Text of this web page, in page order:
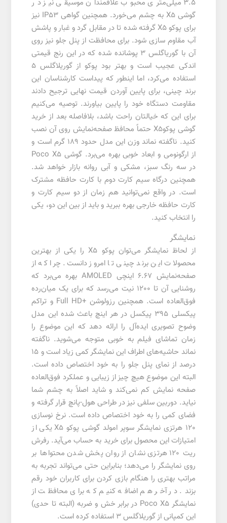
3.5 میلی‌متری محبوب علاقمندان موسیقی نیز در
گوشی X5 به چشم می‌خورد. همچنین گواهی IP53 نیز
برای پوکو X5 گرفته شده تا در مقابل گرد و غبار و پاشش
آب مقاوم سازی شود. برای محافظت از پنل جلو نیز روی
آن با گوریاگلس 3 پوشانده شده که در این رنج قیمتی
اندکی عجیب است و بهتر بود پوکو از گوریلاگلس 5
استفاده می‌کرد، اما اینطور که پیداست کارشناسان این
برند چینی، برای پایین آوردن قیمت نهایی ترجیح دادند
مقاومت دستگاه خود را پایین بیاورند. توصیه می‌کنیم
برای این که خیالتان راحت باشد، بلافاصله بعد از خرید
گوشی پوکوX5 حتماً محافظ صفحه‌نمایش روی آن نصب
کنید. ناگفته نماند وزن این مدل حدود 189 گرم است و
از ارگونومی و ابعاد خوبی بهره می‌برد. گوشی Poco X5
در سه رنگ سبز، مشکی و آبی روانه بازار خواهد شد.
همچنین درگاه سیم کارت دوم با کارت حافظه مشترک
است. در واقع نمی‌توانید هم زمان از دو سیم کارت و
کارت حافظه خارجی بهره ببرید و باید از بین این دو، یکی
را انتخاب کنید.
نمایشگر
از لحاظ نمایشگر می‌توان پوکو X5 را یکی از بهترین
محصولات این برند چینی تا امروز دانست. چرا که از
صفحه‌نمایش 6.67 اینچی AMOLED بهره می‌برد که
روشنایی آن تا 1200 نیت می‌رسد که برای یک میان‌رده
فوق‌العاده است. همچنین رزولوشن +Full HD و تراکم
پیکسلی 395 پیکسل در هر اینچ باعث شده این مدل
وضوح تصویری ایده‌آل را ارائه دهد که این موضوع را
زمان تماشای فیلم به خوبی متوجه می‌شوید. ناگفته
نماند حاشیه‌های اطراف این نمایشگر کمی زیاد است و 15
درصد از نمای پنل جلو را به خود اختصاص داده است.
البته این موضوع هیچ چیز از زیبایی و عملکرد فوق‌العاده
صفحه نمایش کم نمی‌کند و شاید اصلاً به چشم شما
نیاید. دوربین سلفی نیز در طراحی هول-پانچ قرار گرفته و
فضای کمی را به خود اختصاص داده است. نرخ نوسازی
120 هرتزی نمایشگر سوپر امولد گوشی پوکو X5 یکی از
امتیازات این محصول برای خرید به حساب می‌آید. رفرش
ریت 120 هرتزی نشان از روان پخش شدن محتواها بر
روی نمایشگر را می‌دهد؛ بنابراین حتی می‌تواند تجربه به
مراتب بهتری را هنگام بازی کردن برای کاربران خود رقم
بزند. در آخر هم اضافه کنیم که برای محافظت از
نمایشگر Poco X5 در برابر خش و ضربه (البته تا حدی)
این کمپانی از گوریلاگلس 3 استفاده کرده است.